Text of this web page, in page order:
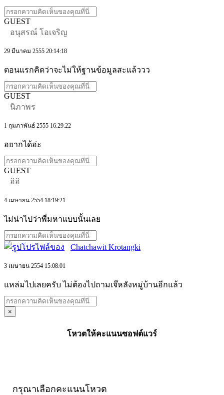
GUEST
อนุสรณ์ โอเจริญ
29 มีนาคม 2555 20:14:18
ตอนแรกคิดว่าจะไม่ให้ฐานข้อมูลสะแล้ววว
GUEST
นิภาพร
1 กุมภาพันธ์ 2555 16:29:22
อยากได้อ่ะ
GUEST
อิอิ
4 เมษายน 2554 18:19:21
ไม่น่าไปว่าพี่มหาแบบนั้นเลย
Chatchawit Krotangki
3 เมษายน 2554 15:08:01
แหล่มไปเลยครับ ไม่ต้องไปถามเจ๊หลังหมู่บ้านอีกแล้ว
×
โหวตให้คะแนนซอฟต์แวร์
กรุณาเลือกคะแนนโหวต